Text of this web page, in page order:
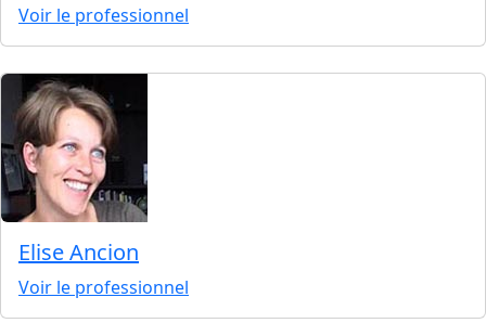
Voir le professionnel
Elise Ancion
Voir le professionnel